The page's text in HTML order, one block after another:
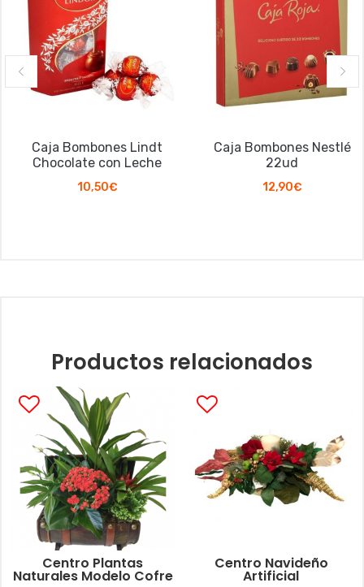
Caja Bombones Lindt
Chocolate con Leche
10,50€
Caja Bombones Nestlé
22ud
12,90€
Productos relacionados
Centro Plantas
Naturales Modelo Cofre
Centro Navideño
Artificial